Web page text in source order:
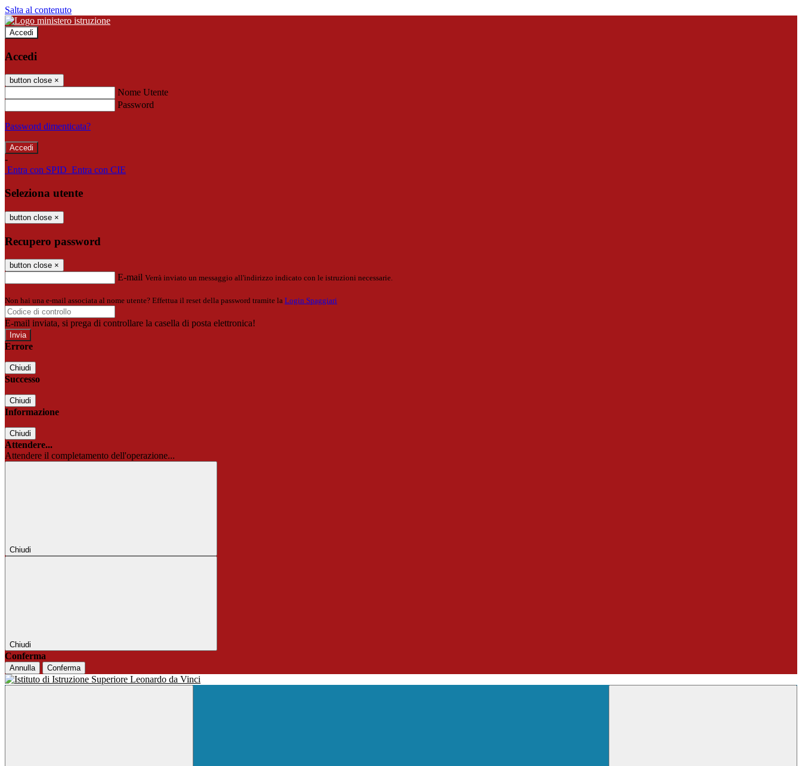
Salta al contenuto
Accedi
Accedi
button close ×
Nome Utente
Password
Password dimenticata?
-
Entra con SPID Entra con CIE
Seleziona utente
button close ×
Recupero password
button close ×
E-mail Verrà inviato un messaggio all'indirizzo indicato con le istruzioni necessarie.
Non hai una e-mail associata al nome utente? Effettua il reset della password tramite la Login Spaggiari
E-mail inviata, si prega di controllare la casella di posta elettronica!
Errore
Chiudi
Successo
Chiudi
Informazione
Chiudi
Attendere...
Attendere il completamento dell'operazione...
Chiudi
Chiudi
Conferma
Annulla Conferma